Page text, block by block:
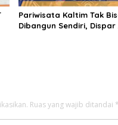
Pariwisata Kaltim Tak
Dibangun Sendiri, Dispar
Ruas yang wajib ditandai *